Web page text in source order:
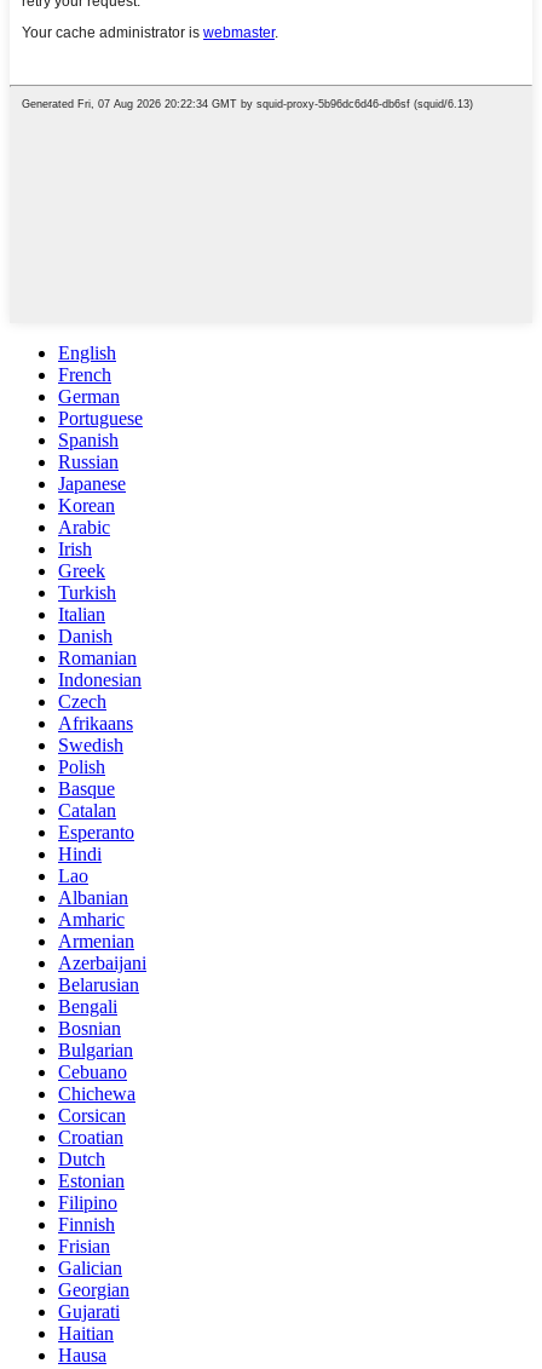
English
French
German
Portuguese
Spanish
Russian
Japanese
Korean
Arabic
Irish
Greek
Turkish
Italian
Danish
Romanian
Indonesian
Czech
Afrikaans
Swedish
Polish
Basque
Catalan
Esperanto
Hindi
Lao
Albanian
Amharic
Armenian
Azerbaijani
Belarusian
Bengali
Bosnian
Bulgarian
Cebuano
Chichewa
Corsican
Croatian
Dutch
Estonian
Filipino
Finnish
Frisian
Galician
Georgian
Gujarati
Haitian
Hausa